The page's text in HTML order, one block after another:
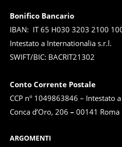
Bonifico Bancario
IBAN: IT 65 H030 3203 2100
Intestato a Internationalia s.r.l.
SWIFT/BIC: BACRIT21302
Conto Corrente Postale
CCP n° 1049863846 – Intestato
Conca d’Oro, 206 – 00141 Roma
ARGOMENTI